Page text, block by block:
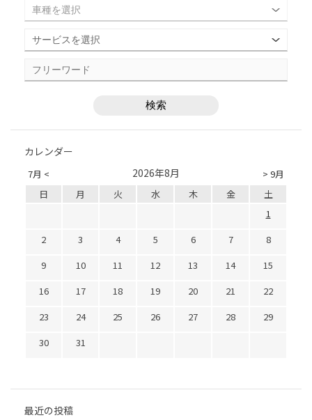
カレンダー
7月 < > 9月
2026年8月
日 月 火 水 木 金
土
1
2
3 4 5 6 7
8
9
10 11 12 13 14
15
16
17 18 19 20 21
22
23
24 25 26 27 28
29
30
31
最近の投稿